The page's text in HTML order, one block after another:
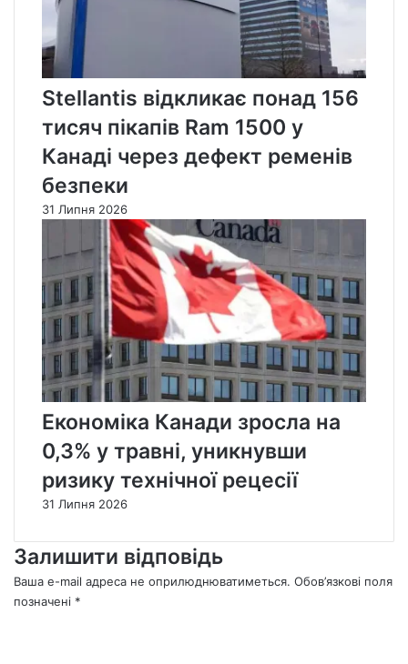
Stellantis відкликає понад 156
тисяч пікапів Ram 1500 у
Канаді через дефект ременів
безпеки
31 Липня 2026
Економіка Канади зросла на
0,3% у травні, уникнувши
ризику технічної рецесії
31 Липня 2026
Залишити відповідь
Ваша e-mail адреса не оприлюднюватиметься. Обов’язкові поля
позначені *